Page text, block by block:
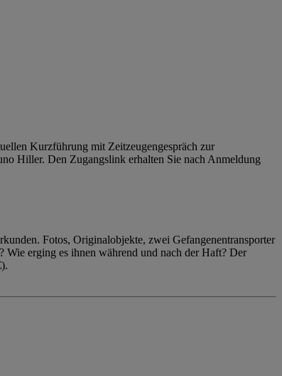
Kurzführung mit Zeitzeugengespräch zur
Hiller. Den Zugangslink erhalten Sie nach Anmeldung
Fotos, Originalobjekte, zwei Gefangenentransporter
erging es ihnen während und nach der Haft? Der